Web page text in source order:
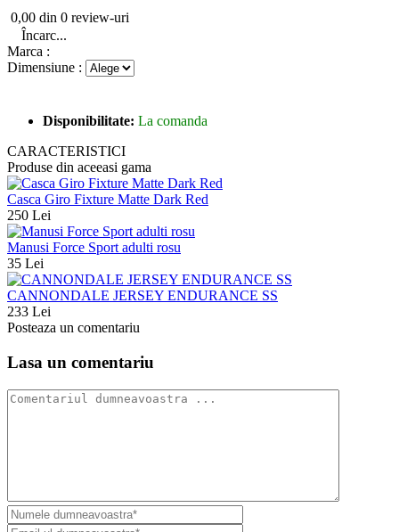
0,00 din 0 review-uri
Încarc...
Marca :
Dimensiune :
Disponibilitate: La comanda
CARACTERISTICI
Produse din aceeasi gama
Casca Giro Fixture Matte Dark Red
250 Lei
Manusi Force Sport adulti rosu
35 Lei
CANNONDALE JERSEY ENDURANCE SS
233 Lei
Posteaza un comentariu
Lasa un comentariu